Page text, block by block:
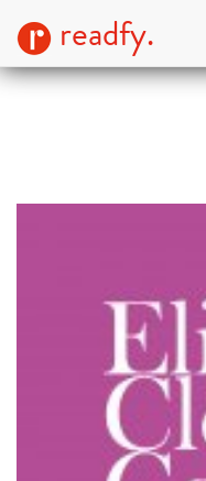
readfy.